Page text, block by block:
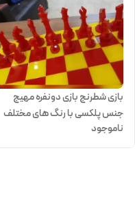
بازی شطرنج بازی دونفره مهیج
جنس پلکسی با رنگ های مختلف
ناموجود